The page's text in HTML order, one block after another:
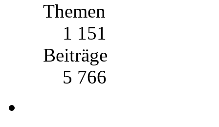
Themen
1 151
Beiträge
5 766